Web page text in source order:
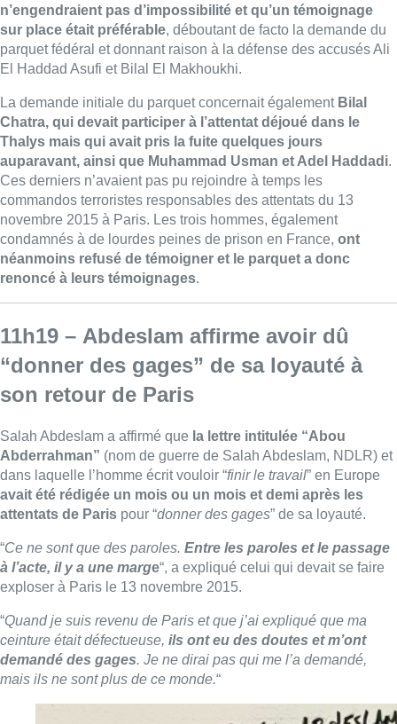
n’engendraient pas d’impossibilité et qu’un témoignage
sur place était préférable, déboutant de facto la demande du
parquet fédéral et donnant raison à la défense des accusés Ali
El Haddad Asufi et Bilal El Makhoukhi.
La demande initiale du parquet concernait également Bilal
Chatra, qui devait participer à l’attentat déjoué dans le
Thalys mais qui avait pris la fuite quelques jours
auparavant, ainsi que Muhammad Usman et Adel Haddadi.
Ces derniers n’avaient pas pu rejoindre à temps les
commandos terroristes responsables des attentats du 13
novembre 2015 à Paris. Les trois hommes, également
condamnés à de lourdes peines de prison en France, ont
néanmoins refusé de témoigner et le parquet a donc
renoncé à leurs témoignages.
11h19 – Abdeslam affirme avoir dû
“donner des gages” de sa loyauté à
son retour de Paris
Salah Abdeslam a affirmé que la lettre intitulée “Abou
Abderrahman” (nom de guerre de Salah Abdeslam, NDLR) et
dans laquelle l’homme écrit vouloir “finir le travail” en Europe
avait été rédigée un mois ou un mois et demi après les
attentats de Paris pour “donner des gages” de sa loyauté.
“Ce ne sont que des paroles. Entre les paroles et le passage
à l’acte, il y a une marge“, a expliqué celui qui devait se faire
exploser à Paris le 13 novembre 2015.
“Quand je suis revenu de Paris et que j’ai expliqué que ma
ceinture était défectueuse, ils ont eu des doutes et m’ont
demandé des gages. Je ne dirai pas qui me l’a demandé,
mais ils ne sont plus de ce monde.“